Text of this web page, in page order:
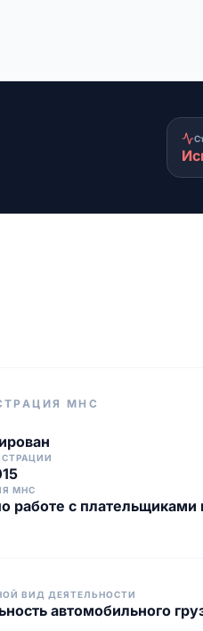
МНС
МНС
работе с
ВИД ДЕЯТЕЛЬНОСТИ
автомобильного